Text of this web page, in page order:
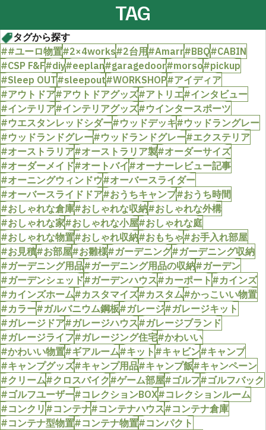
TAG
タグから探す
##ユーロ物置#2×4works#2台用#Amarr#BBQ#CABIN
#CSP F&F#diy#eeplan#garagedoor#morso#pickup
#Sleep OUT#sleepout#WORKSHOP#アイディア
#アウトドア#アウトドアグッズ#アトリエ#インタビュー
#インテリア#インテリアグッズ#ウインタースポーツ
#ウエスタンレッドシダー#ウッドデッキ#ウッドラングレー
#ウッドランドグレー#ウッドランドグレー#エクステリア
#オーストラリア#オーストラリア製#オーダーサイズ
#オーダーメイド#オートバイ#オーナーレビュー記事
#オーニングウィンドウ#オーバースライダー
#オーバースライドドア#おうちキャンプ#おうち時間
#おしゃれな倉庫#おしゃれな収納#おしゃれな外構
#おしゃれな家#おしゃれな小屋#おしゃれな庭
#おしゃれな物置#おしゃれ収納#おもちゃ#お手入れ部屋
#お見積#お部屋#お雛様#ガーデニング#ガーデニング収納
#ガーデニング用品#ガーデニング用品の収納#ガーデン
#ガーデンシェッド#ガーデンハウス#カーポート#カインズ
#カインズホーム#カスタマイズ#カスタム#かっこいい物置
#カラー#ガルバニウム鋼板#ガレージ#ガレージキット
#ガレージドア#ガレージハウス#ガレージブランド
#ガレージライフ#ガレージング住宅#かわいい
#かわいい物置#ギアルーム#キット#キャビン#キャンプ
#キャンプグッズ#キャンプ用品#キャンプ飯#キャンペーン
#クリーム#クロスバイク#ゲーム部屋#ゴルフ#ゴルフバック
#ゴルフユーザー#コレクションBOX#コレクションルーム
#コンクリ#コンテナ#コンテナハウス#コンテナ倉庫
#コンテナ型物置#コンテナ物置#コンパクト